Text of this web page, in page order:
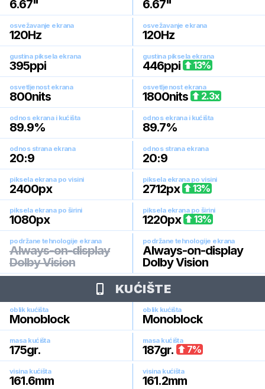
6.67" 6.67"
osvežavanje ekrana
120Hz
osvežavanje ekrana
120Hz
gustina piksela ekrana
395ppi
gustina piksela ekrana
446ppi 13%
osvetljenost ekrana
800nits
osvetljenost ekrana
1800nits 2.3x
odnos ekrana i kućišta
89.9%
odnos ekrana i kućišta
89.7%
odnos strana ekrana
20:9
odnos strana ekrana
20:9
piksela ekrana po visini
2400px
piksela ekrana po visini
2712px 13%
piksela ekrana po širini
1080px
piksela ekrana po širini
1220px 13%
podržane tehnologije ekrana
Always-on-display
Dolby Vision
podržane tehnologije ekrana
Always-on-display
Dolby Vision
KUĆIŠTE
oblik kućišta
Monoblock
oblik kućišta
Monoblock
masa kućišta
175gr.
masa kućišta
187gr. 7%
visina kućišta
161.6mm
visina kućišta
161.2mm